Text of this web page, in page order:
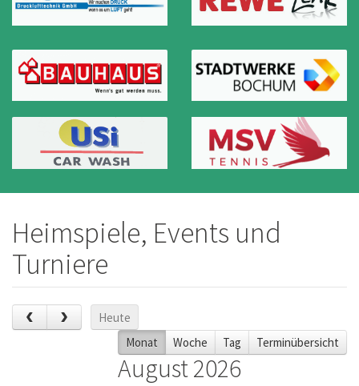
Heimspiele, Events und
Turniere
Heute
Monat
Woche Tag Terminübersicht
August 2026